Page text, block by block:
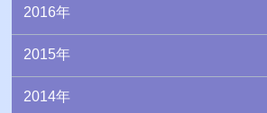
2016年
2015年
2014年